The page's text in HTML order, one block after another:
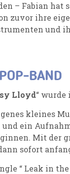
– Fabian
zuvor ihre
und
BAND
Lloyd“ wurde
kleines
ein
Mit der
sofort
“ Leak in